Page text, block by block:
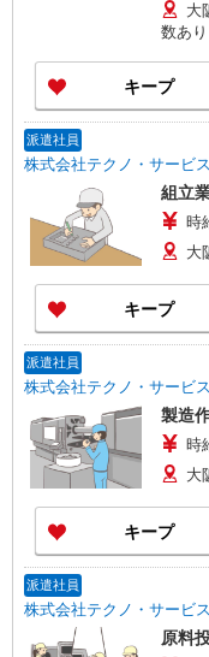
大
数あ
（転
キープ
派遣社員
株式会社テクノ・サービ
組立
時
大
キープ
派遣社員
株式会社テクノ・サービ
製造
時
大
キープ
派遣社員
株式会社テクノ・サービ
原料